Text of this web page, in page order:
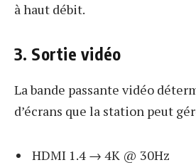
à haut débit.
3. Sortie vidéo
La bande passante vidéo
d’écrans que la station peut
HDMI 1.4 → 4K @ 30Hz